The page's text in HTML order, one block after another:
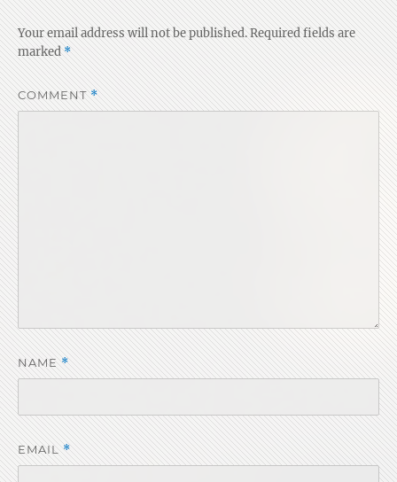
Your email address will not be published.Required fields are
marked*
COMMENT *
NAME*
EMAIL *